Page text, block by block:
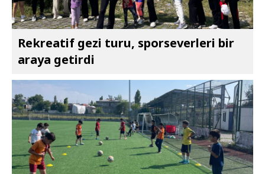
Rekreatif gezi turu, sporseverleri bir
araya getirdi